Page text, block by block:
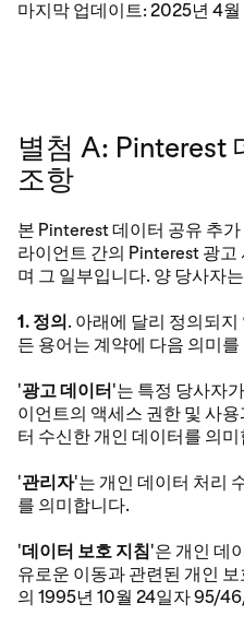
마지막 업데이트: 2025년 4월
별첨 A: Pinterest
조항
본 Pinterest 데이터 공유 추
라이언트 간의 Pinterest 광고
며 그 일부입니다. 양 당사자
1. 정의. 아래에 달리 정의되지
든 용어는 계약에 다음 의미
'광고 데이터'는 특정 당사자
이언트의 액세스 권한 및 사
터 수신한 개인 데이터를 의
'관리자'는 개인 데이터 처리
를 의미합니다.
'데이터 보호 지침'은 개인 데
유로운 이동과 관련된 개인
의 1995년 10월 24일자 95/